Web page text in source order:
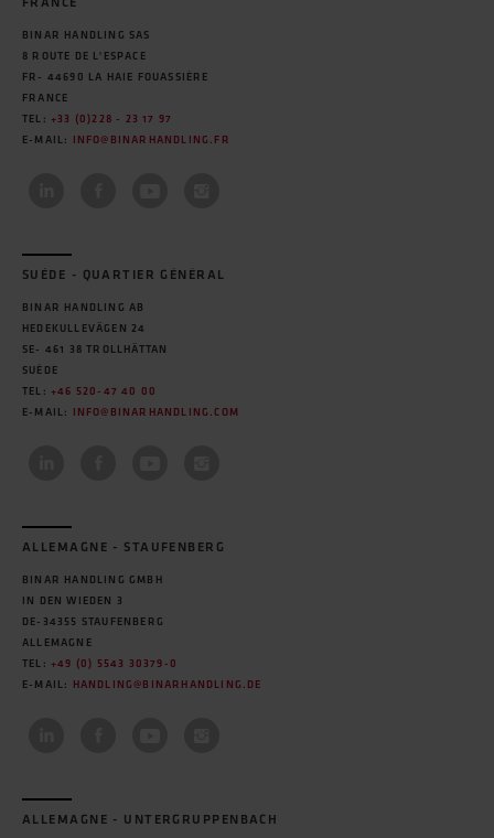
FRANCE
BINAR HANDLING SAS
8 ROUTE DE L'ESPACE
FR- 44690 LA HAIE FOUASSIÈRE
FRANCE
TEL: +33 (0)228 - 23 17 97
E-MAIL:
INFO@BINARHANDLING.FR
SUÉDE - QUARTIER GÉNÉRAL
BINAR HANDLING AB
HEDEKULLEVÄGEN 24
SE- 461 38 TROLLHÄTTAN
SUÈDE
TEL: +46 520-47 40 00
E-MAIL:
INFO@BINARHANDLING.COM
ALLEMAGNE - STAUFENBERG
BINAR HANDLING GMBH
IN DEN WIEDEN 3
DE-34355 STAUFENBERG
ALLEMAGNE
TEL: +49 (0) 5543 30379-0
E-MAIL:
HANDLING@BINARHANDLING.DE
ALLEMAGNE - UNTERGRUPPENBACH